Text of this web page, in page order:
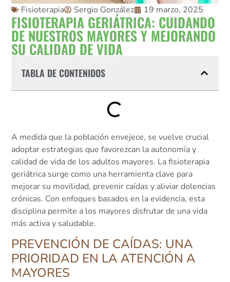
Fisioterapia Sergio González 19 marzo, 2025
FISIOTERAPIA GERIÁTRICA: CUIDANDO
DE NUESTROS MAYORES Y MEJORANDO
SU CALIDAD DE VIDA
TABLA DE CONTENIDOS
A medida que la población envejece, se vuelve crucial
adoptar estrategias que favorezcan la autonomía y
calidad de vida de los adultos mayores. La fisioterapia
geriátrica surge como una herramienta clave para
mejorar su movilidad, prevenir caídas y aliviar dolencias
crónicas. Con enfoques basados en la evidencia, esta
disciplina permite a los mayores disfrutar de una vida
más activa y saludable.
PREVENCIÓN DE CAÍDAS: UNA
PRIORIDAD EN LA ATENCIÓN A
MAYORES